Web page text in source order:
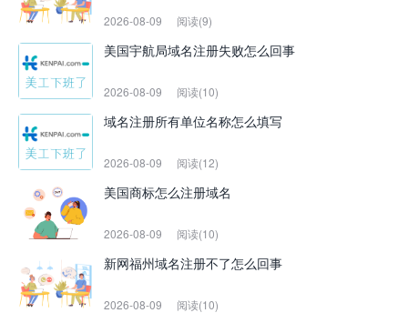
2026-08-09 阅读(9)
美国宇航局域名注册失败怎么回事
2026-08-09 阅读(10)
域名注册所有单位名称怎么填写
2026-08-09 阅读(12)
美国商标怎么注册域名
2026-08-09 阅读(10)
新网福州域名注册不了怎么回事
2026-08-09 阅读(10)